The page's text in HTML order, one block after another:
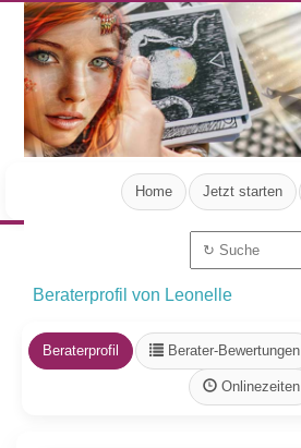
Home Jetzt starten
Beraterprofil von Leonelle
Beraterprofil Berater-Bewertungen
Onlinezeiten